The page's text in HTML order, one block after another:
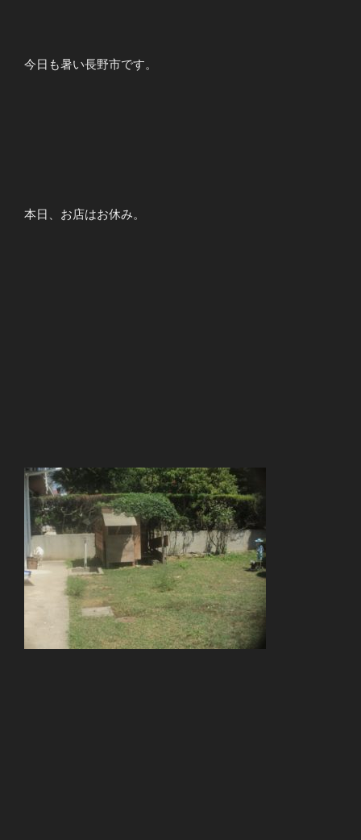
今日も暑い長野市です。
本日、お店はお休み。